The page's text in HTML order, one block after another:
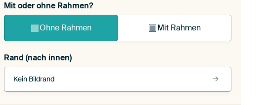
Mit oder ohne Rahmen?
Ohne Rahmen Mit Rahmen
Rand (nach innen)
Kein Bildrand